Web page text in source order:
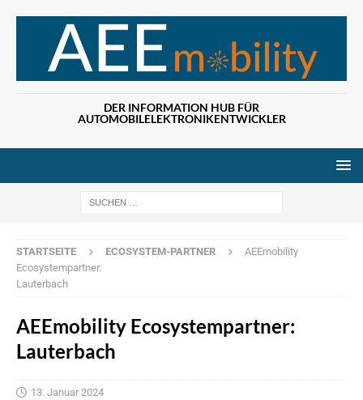
DER INFORMATION HUB FÜR
AUTOMOBILELEKTRONIKENTWICKLER
STARTSEITE ECOSYSTEM-PARTNER
AEEmobility
Ecosystempartner:
Lauterbach
AEEmobility Ecosystempartner:
Lauterbach
13. Januar 2024